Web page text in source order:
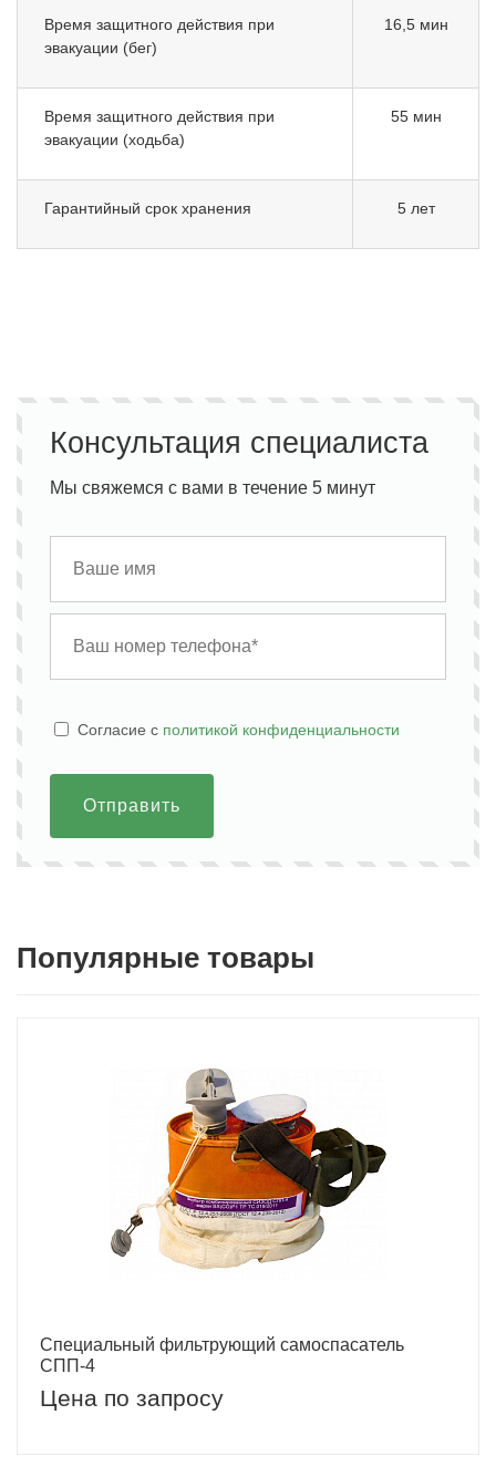
Время защитного действия при
эвакуации (бег)
16,5 мин
Время защитного действия при
эвакуации (ходьба)
55 мин
Гарантийный срок хранения 5 лет
Консультация специалиста
Мы свяжемся с вами в течение 5 минут
Cогласие с политикой конфиденциальности
Отправить
Популярные товары
Специальный фильтрующий самоспасатель
СПП-4
Цена по запросу